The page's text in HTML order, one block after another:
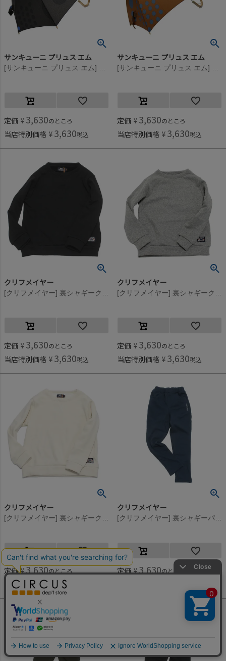
サンキューニ プリュス エム
[サンキューニ プリュス エム] maru kids アンブレラ（ブラック） ブラック
定価 ¥ 3,630のところ
当店特別価格 ¥ 3,630税込
サンキューニ プリュス エム
[サンキューニ プリュス エム] maru kids アンブレラ（ブラウン） ブラウン
定価 ¥ 3,630のところ
当店特別価格 ¥ 3,630税込
クリフメイヤー
[クリフメイヤー] 裏シャギークルー ブラック(19)
定価 ¥ 3,630のところ
当店特別価格 ¥ 3,630税込
クリフメイヤー
[クリフメイヤー] 裏シャギークルー グレー(15)
定価 ¥ 3,630のところ
当店特別価格 ¥ 3,630税込
クリフメイヤー
[クリフメイヤー] 裏シャギークルー ナチュラル(9)
定価 ¥3,630のところ
当店特別価格 ¥ 3,630
クリフメイヤー
[クリフメイヤー] 裏シャギーパンツ ブルーグリーン(119)
定価 ¥3,630のところ
何かお探しですか？